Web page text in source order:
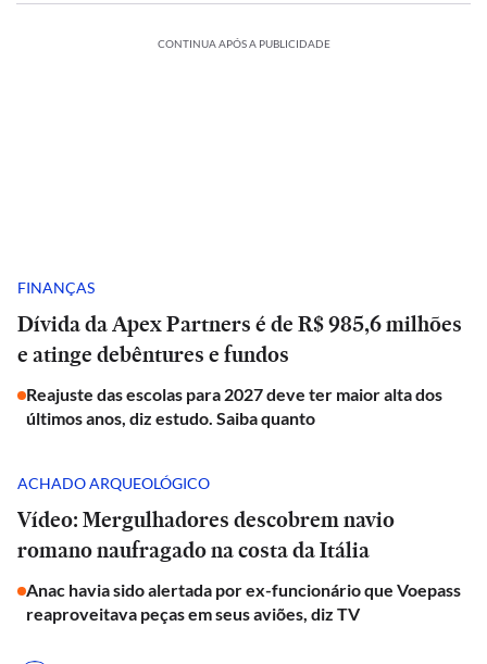
CONTINUA APÓS A PUBLICIDADE
FINANÇAS
Dívida da Apex Partners é de R$ 985,6 milhões
e atinge debêntures e fundos
Reajuste das escolas para 2027 deve ter maior alta dos
últimos anos, diz estudo. Saiba quanto
ACHADO ARQUEOLÓGICO
Vídeo: Mergulhadores descobrem navio
romano naufragado na costa da Itália
Anac havia sido alertada por ex-funcionário que Voepass
reaproveitava peças em seus aviões, diz TV